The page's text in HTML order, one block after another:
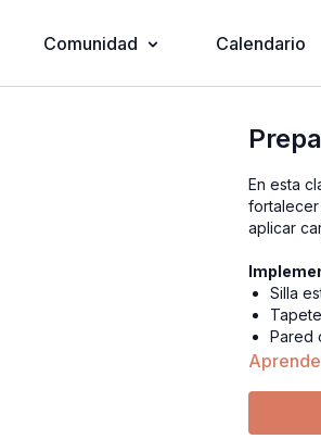
Comunidad Calendario
En esta
fortalecer
aplicar
Silla
Pared